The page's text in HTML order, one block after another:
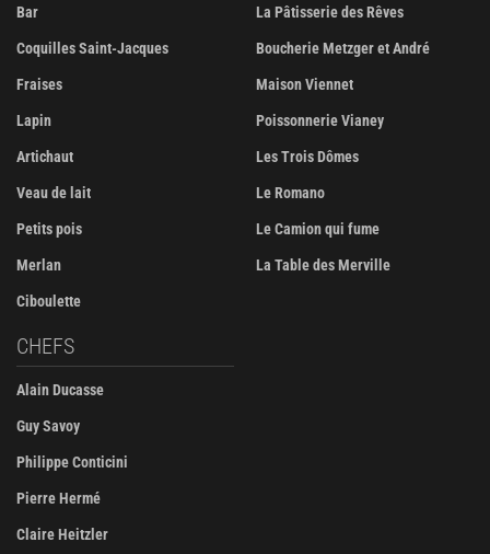
Bar
Coquilles Saint-Jacques
Fraises
Lapin
Artichaut
Veau de lait
Petits pois
Merlan
Ciboulette
La Pâtisserie des Rêves
Boucherie Metzger et André
Maison Viennet
Poissonnerie Vianey
Les Trois Dômes
Le Romano
Le Camion qui fume
La Table des Merville
CHEFS
Alain Ducasse
Guy Savoy
Philippe Conticini
Pierre Hermé
Claire Heitzler